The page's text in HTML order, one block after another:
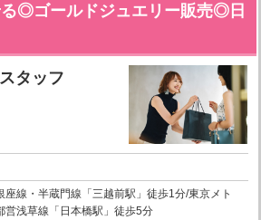
◎ゴールドジュエリー販売◎日
タッフ
座線・半蔵門線「三越前駅」徒歩1分/東京メト
営浅草線「日本橋駅」徒歩5分